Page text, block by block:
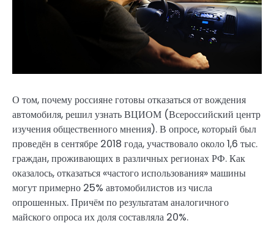
О том, почему россияне готовы отказаться от вождения
автомобиля, решил узнать ВЦИОМ (Всероссийский центр
изучения общественного мнения). В опросе, который был
проведён в сентябре 2018 года, участвовало около 1,6 тыс.
граждан, проживающих в различных регионах РФ. Как
оказалось, отказаться «частого использования» машины
могут примерно 25% автомобилистов из числа
опрошенных. Причём по результатам аналогичного
майского опроса их доля составляла 20%.